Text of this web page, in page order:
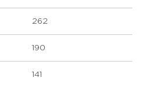
262
190
141